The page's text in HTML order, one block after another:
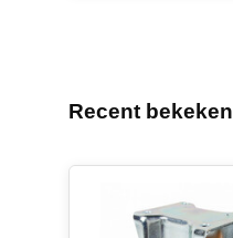
Recent bekeken